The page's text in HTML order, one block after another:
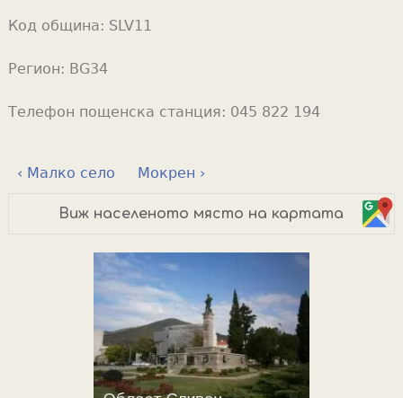
Код община: SLV11
Регион: BG34
Телефон пощенска станция: 045 822 194
‹ Малко село Мокрен ›
Виж населеното място на картата